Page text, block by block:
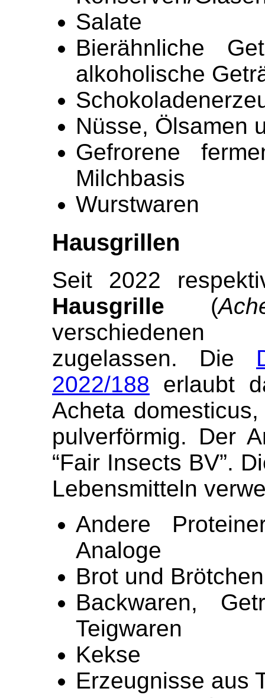
Salate
Bierähnliche
alkoholische
Nüsse, Ölsamen
Gefrorene
Milchbasis
Wurstwaren
Hausgrillen
Seit 2022
Hausgrille (
verschiedenen
zugelassen. Die
2022/188 erlaubt
Acheta
pulverförmig. Der
“Fair Insects BV”.
Lebensmitteln
Andere
Analoge
Brot und Brötchen
Backwaren,
Teigwaren
Kekse
Erzeugnisse aus